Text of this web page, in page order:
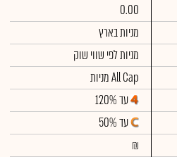
0.00
מניות בארץ
מניות לפי שווי שוק
מניות All Cap
עד 120%
עד 50%
₪